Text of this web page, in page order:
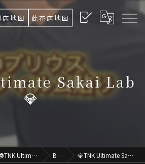
店地図 此花店地図
Sakai Lab
💎
大阪 車 ガラス交換TNK Ultimate Osaka.Lab Blog 💎TNK Ultimate Sakai Lab 💎